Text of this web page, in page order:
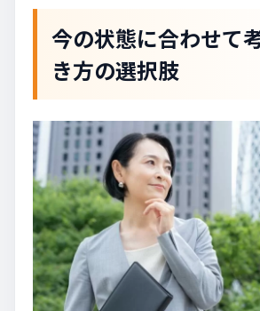
今の状態に合わせて
き方の選択肢